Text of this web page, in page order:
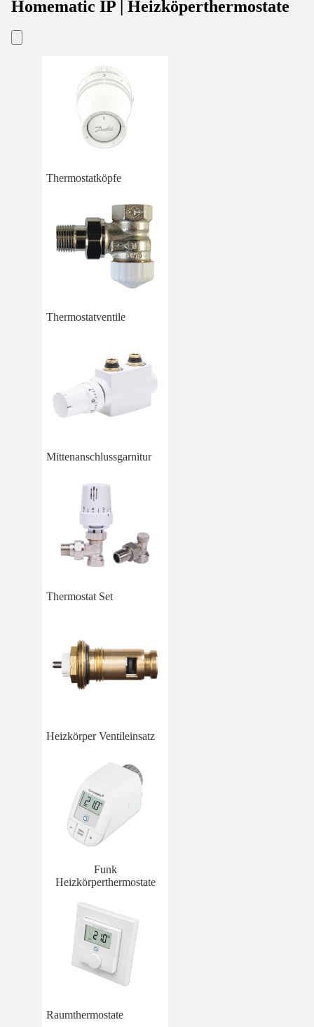
Homematic IP | Heizköperthermostate
Thermostatköpfe
Thermostatventile
Mittenanschlussgarnitur
Thermostat Set
Heizkörper Ventileinsatz
Funk
Heizkörperthermostate
Raumthermostate